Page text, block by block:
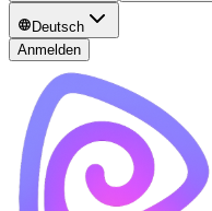
Deutsch
Anmelden